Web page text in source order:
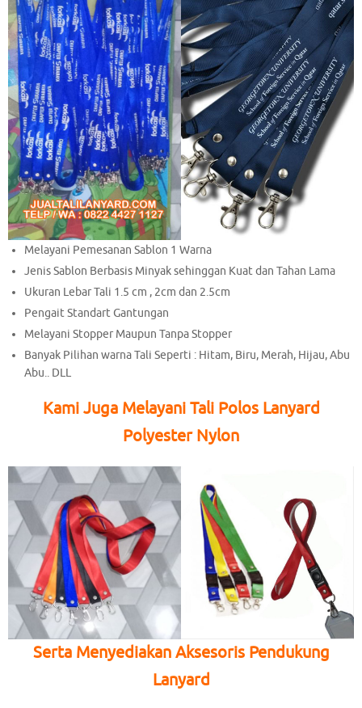
Melayani Pemesanan Sablon 1 Warna
Jenis Sablon Berbasis Minyak sehinggan Kuat dan Tahan Lama
Ukuran Lebar Tali 1.5 cm , 2cm dan 2.5cm
Pengait Standart Gantungan
Melayani Stopper Maupun Tanpa Stopper
Banyak Pilihan warna Tali Seperti : Hitam, Biru, Merah, Hijau, Abu
Abu.. DLL
Kami Juga Melayani Tali Polos Lanyard
Polyester Nylon
Serta Menyediakan Aksesoris Pendukung
Lanyard